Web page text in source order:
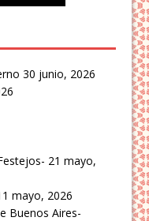
30 junio, 2026
21 mayo,
mayo, 2026
Buenos Aires-